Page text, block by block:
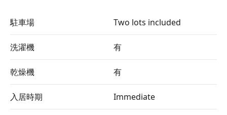
駐車場 Two lots included
洗濯機 有
乾燥機 有
入居時期 Immediate